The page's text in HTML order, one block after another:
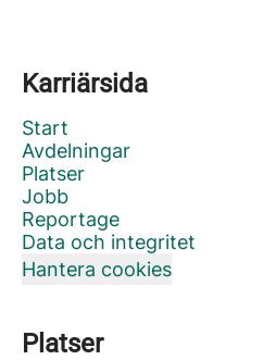
Karriärsida
Start
Avdelningar
Platser
Jobb
Reportage
Data och integritet
Hantera cookies
Platser